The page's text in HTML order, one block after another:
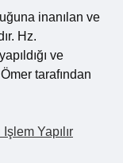
inanılan ve
Hz.
ve
tarafından
Yapılır